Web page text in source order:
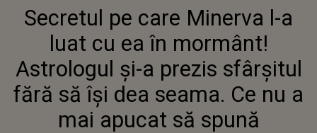
A LUAT CU EA ÎN MORMÂNT!
ASTROLOGUL ȘI-A PREZIS
SFÂRȘITUL FĂRĂ SĂ ÎȘI DEA
SEAMA. CE NU A MAI APUCAT
SĂ SPUNĂ
Secretul pe care Minerva l-a
luat cu ea în mormânt!
Astrologul și-a prezis sfârșitul
fără să își dea seama. Ce nu a
mai apucat să spună